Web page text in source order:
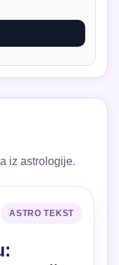
iz astrologije.
ASTRO TEKST